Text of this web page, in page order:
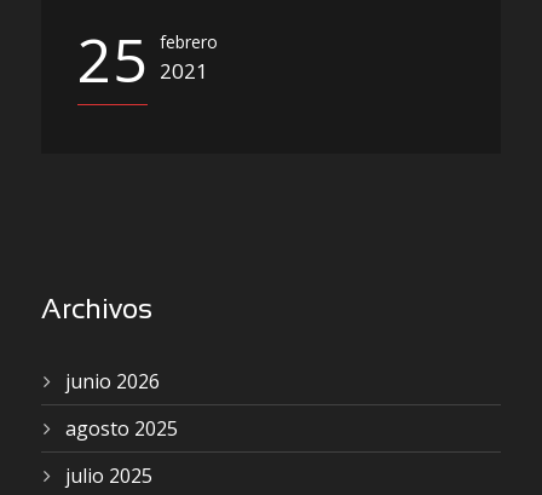
25 febrero
2021
Archivos
junio 2026
agosto 2025
julio 2025